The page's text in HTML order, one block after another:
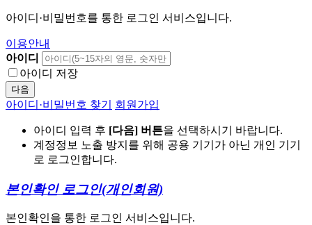
아이디·비밀번호를 통한 로그인 서비스입니다.
이용안내
아이디
아이디 저장
다음
아이디·비밀번호 찾기 회원가입
아이디 입력 후 [다음] 버튼을 선택하시기 바랍니다.
계정정보 노출 방지를 위해 공용 기기가 아닌 개인 기기
로 로그인합니다.
본인확인 로그인(개인회원)
본인확인을 통한 로그인 서비스입니다.